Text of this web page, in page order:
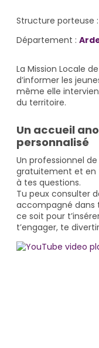
Structure porteuse :
Département :
La Mission Locale
d’informer les
même elle
du territoire.
Un accueil
personnalisé
Un professionnel
gratuitement et en
à tes questions.
Tu peux consulter
accompagné dans
ce soit pour
t’engager, te